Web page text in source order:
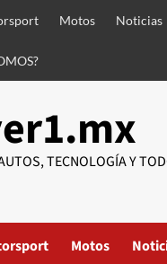
Motos Noticias
TECNOLOGÍA Y
Motos